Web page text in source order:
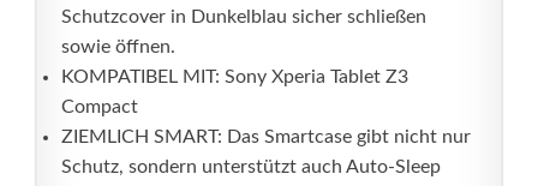
Schutzcover in Dunkelblau sicher schließen
sowie öffnen.
KOMPATIBEL MIT: Sony Xperia Tablet Z3
Compact
ZIEMLICH SMART: Das Smartcase gibt nicht nur
Schutz, sondern unterstützt auch Auto-Sleep